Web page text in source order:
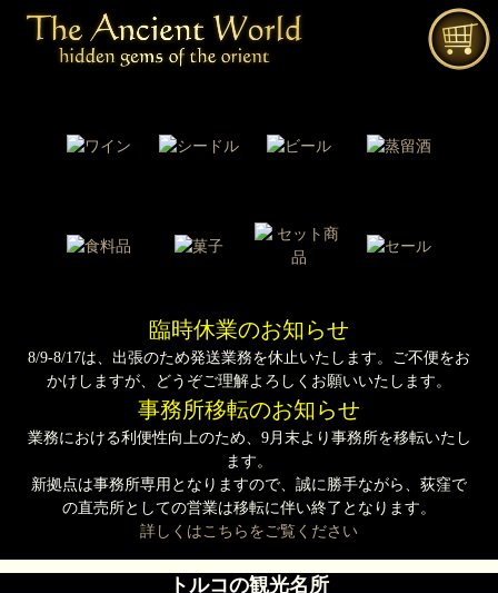
臨時休業のお知らせ
8/9-8/17は、出張のため発送業務を休止いたします。ご不便をお
かけしますが、どうぞご理解よろしくお願いいたします。
事務所移転のお知らせ
業務における利便性向上のため、9月末より事務所を移転いたし
ます。
新拠点は事務所専用となりますので、誠に勝手ながら、荻窪で
の直売所としての営業は移転に伴い終了となります。
詳しくはこちらをご覧ください
トルコの観光名所